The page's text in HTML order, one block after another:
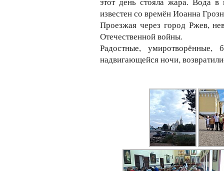
известен со времён Иоанна
Проезжая через город Ржев,
Отечественной войны.
Радостные, умиротворённые,
надвигающейся ночи,